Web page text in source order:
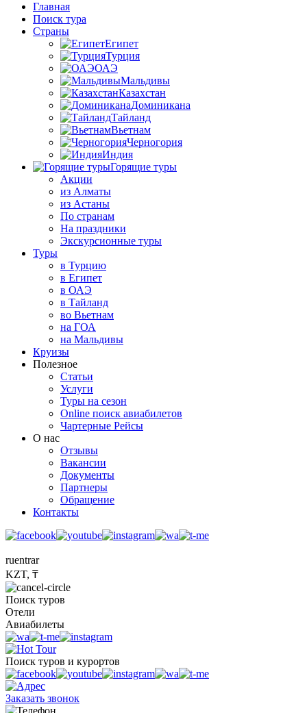
Главная
Поиск тура
Страны
Египет
Турция
ОАЭ
Мальдивы
Казахстан
Доминикана
Тайланд
Вьетнам
Черногория
Индия
Горящие туры
Акции
из Алматы
из Астаны
По странам
На праздники
Экскурсионные туры
Туры
в Турцию
в Египет
в ОАЭ
в Тайланд
во Вьетнам
на ГОА
на Мальдивы
Круизы
Полезное
Статьи
Услуги
Туры на сезон
Online поиск авиабилетов
Чартерные Рейсы
О нас
Отзывы
Вакансии
Документы
Партнеры
Обращение
Контакты
ruentrar
KZT, ₸
Поиск туров
Отели
Авиабилеты
Поиск туров и курортов
Заказать звонок